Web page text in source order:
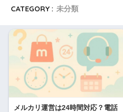
CATEGORY : 未分類
メルカリ運営は24時間対応？電話